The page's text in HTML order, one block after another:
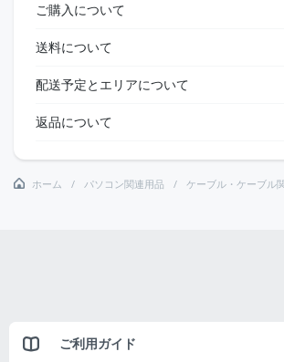
ご購入について
送料について
配送予定とエリアについて
返品について
ホーム パソコン関連用品 ケーブル・ケーブル
ご利用ガイド